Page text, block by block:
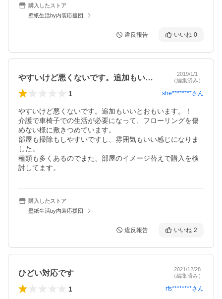
購入したストア
壁紙生活by内装応援団
違反報告 いいね 0
やすいけど悪くないです。追加もいいとお…
2019/1/1
（編集済み）
1 she********さん
やすいけど悪くないです。追加もいいとおもいます。！
介護で車椅子での生活が必要になって、フローリングを傷
めない様に敷きつめています。
部屋も掃除もしやすいですし、雰囲気もいい感じになりま
した。
種類も多くあるのでまた、部屋のイメージ替えで購入を検
討してます。
購入したストア
壁紙生活by内装応援団
違反報告 いいね 2
ひどい対応です
2021/12/28
（編集済み）
1 rfs********さん